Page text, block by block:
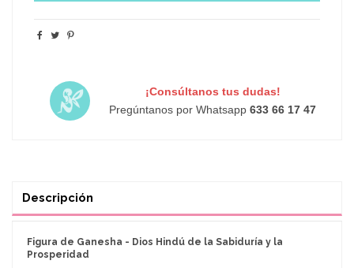
¡Consúltanos tus dudas!
Pregúntanos por Whatsapp633 66 17 47
Descripción
Figura de Ganesha - Dios Hindú de la Sabiduría y la
Prosperidad